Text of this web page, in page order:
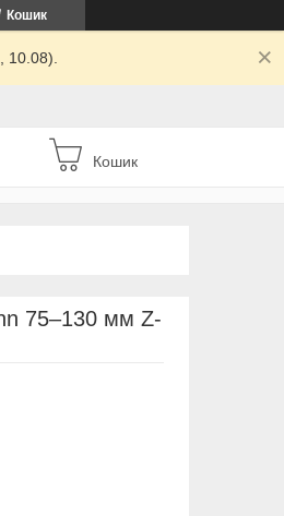
Кошик
10.08).
Кошик
75–130 мм Z-